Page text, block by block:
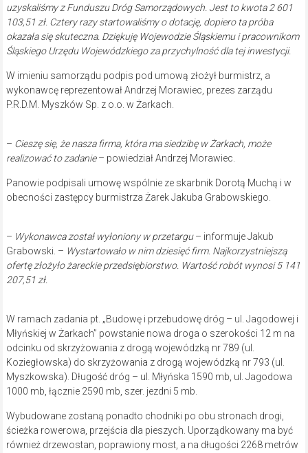
uzyskaliśmy z Funduszu Dróg Samorządowych. Jest to kwota 2 601
103,51 zł. Cztery razy startowaliśmy o dotację, dopiero ta próba
okazała się skuteczna. Dziękuję Wojewodzie Śląskiemu i pracownikom
Śląskiego Urzędu Wojewódzkiego za przychylność dla tej inwestycji.
W imieniu samorządu podpis pod umową złożył burmistrz, a
wykonawcę reprezentował Andrzej Morawiec, prezes zarządu
P.R.D.M. Myszków Sp. z o.o. w Żarkach.
– Cieszę się, że nasza firma, która ma siedzibę w Żarkach, może
realizować to zadanie– powiedział Andrzej Morawiec.
Panowie podpisali umowę wspólnie ze skarbnik Dorotą Muchą i w
obecności zastępcy burmistrza Żarek Jakuba Grabowskiego.
– Wykonawca został wyłoniony w przetargu– informuje Jakub
Grabowski. – Wystartowało w nim dziesięć firm. Najkorzystniejszą
ofertę złożyło żareckie przedsiębiorstwo. Wartość robót wynosi 5 141
207,51 zł.
W ramach zadania pt. „Budowę i przebudowę dróg – ul. Jagodowej i
Młyńskiej w Żarkach” powstanie nowa droga o szerokości 12 m na
odcinku od skrzyżowania z drogą wojewódzką nr 789 (ul.
Koziegłowska) do skrzyżowania z drogą wojewódzką nr 793 (ul.
Myszkowska). Długość dróg – ul. Młyńska 1590 mb, ul. Jagodowa
1000 mb, łącznie 2590 mb, szer. jezdni 5 mb.
Wybudowane zostaną ponadto chodniki po obu stronach drogi,
ścieżka rowerowa, przejścia dla pieszych. Uporządkowany ma być
również drzewostan, poprawiony most, a na długości 2268 metrów